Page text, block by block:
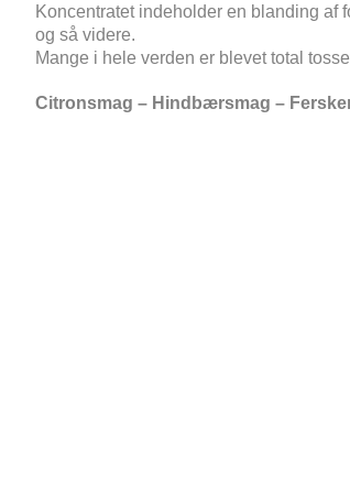
Koncentratet indeholder en blanding af
og så videre.
Mange i hele verden er blevet total
Citronsmag – Hindbærsmag –